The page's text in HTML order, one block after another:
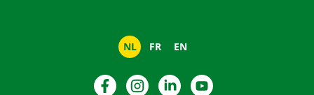
NL FR EN
FacebookInstagramLinkedIn